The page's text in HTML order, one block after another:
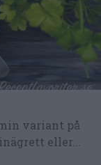
variant på
eller...